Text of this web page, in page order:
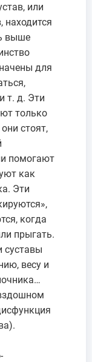
или
находится
выше
для
т. д. Эти
только
стоят,
помогают
как
Эти
когда
прыгать.
суставы
весу и